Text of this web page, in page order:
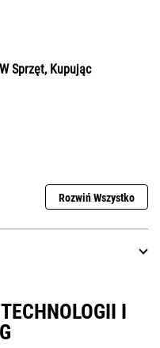
Sprzęt, Kupując
Rozwiń Wszystko
I